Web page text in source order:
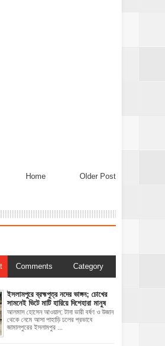
Older Post
Home
Comments Category
ইসলামপুরে ব্রহ্মপুত্র নদের ভাঙ্গন; চোখের
সামনেই ভিটে মাটি হারিয়ে দিশেহারা মানুষ
আলমাস হোসেন আওয়াল: টানা ভারী বর্ষণ ও উজান
থেকে নেমে আসা পাহাড়ি ঢলের প্রভাবে
জামালপুরের ইসলামপুর ...